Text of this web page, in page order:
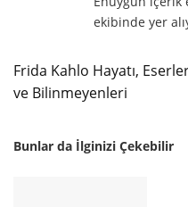
ekibinde yer
Frida Kahlo Hayatı,
ve Bilinmeyenleri
Bunlar da İlginizi Çekebilir